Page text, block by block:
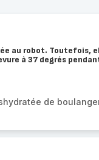
au robot. Toutefois,
à 37 degrés
de